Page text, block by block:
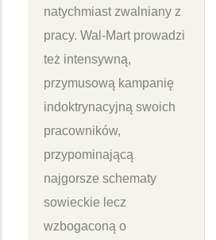
natychmiast zwalniany z
pracy. Wal-Mart prowadzi
też intensywną,
przymusową kampanię
indoktrynacyjną swoich
pracowników,
przypominającą
najgorsze schematy
sowieckie lecz
wzbogaconą o